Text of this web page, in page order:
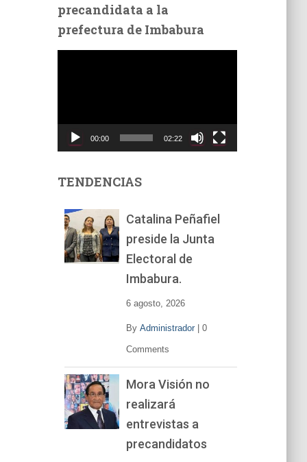
precandidata a la
prefectura de Imbabura
t
00:00 02:22
TENDENCIAS
Catalina Peñafiel
preside la Junta
Electoral de
Imbabura.
6 agosto, 2026
By Administrador| 0
Comments
Mora Visión no
realizará
entrevistas a
precandidatos